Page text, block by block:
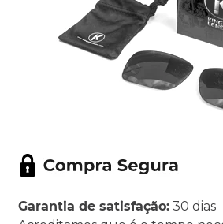
Garantia de satisfação: 30 dias